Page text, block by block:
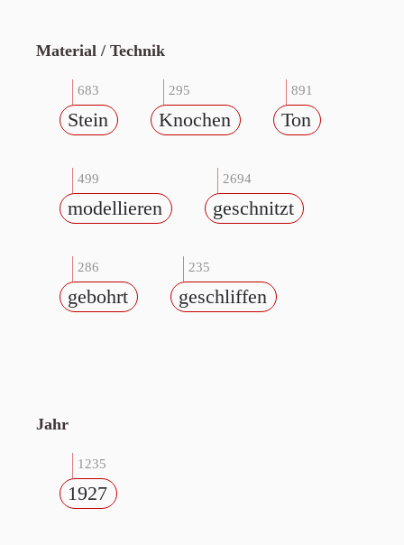
Material / Technik
683
Stein
295
Knochen
891
Ton
499
modellieren
2694
geschnitzt
286
gebohrt
235
geschliffen
Jahr
1235
1927